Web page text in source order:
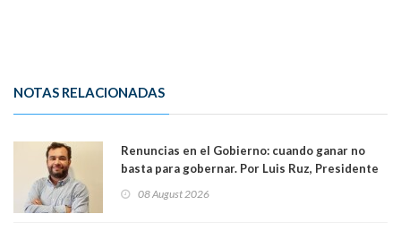
NOTAS RELACIONADAS
Renuncias en el Gobierno: cuando ganar no
basta para gobernar. Por Luis Ruz, Presidente
08 August 2026